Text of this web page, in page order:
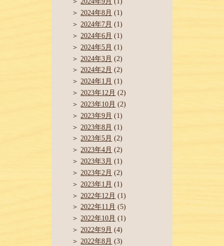
2024年8月 (1)
2024年7月 (1)
2024年6月 (1)
2024年5月 (1)
2024年3月 (2)
2024年2月 (2)
2024年1月 (1)
2023年12月 (2)
2023年10月 (2)
2023年9月 (1)
2023年8月 (1)
2023年5月 (2)
2023年4月 (2)
2023年3月 (1)
2023年2月 (2)
2023年1月 (1)
2022年12月 (1)
2022年11月 (5)
2022年10月 (1)
2022年9月 (4)
2022年8月 (3)